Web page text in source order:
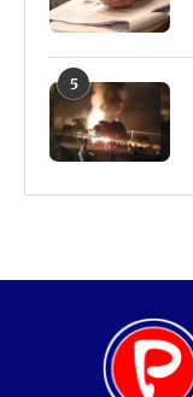
5